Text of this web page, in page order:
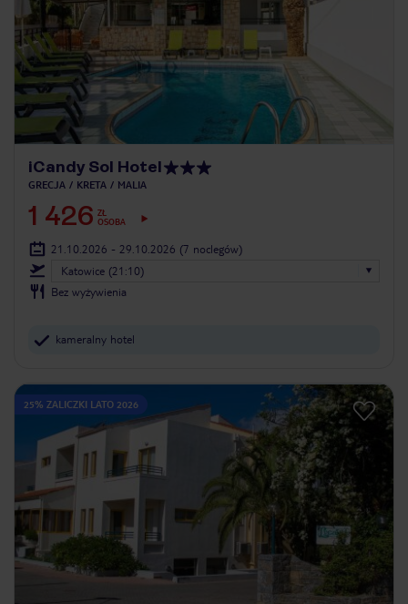
iCandy Sol Hotel
GRECJA KRETA MALIA
1 426 ZŁ
OSOBA
21.10.2026 - 29.10.2026 (7 noclegów)
Katowice (21:10)
Bez wyżywienia
kameralny hotel
25% ZALICZKI LATO 2026